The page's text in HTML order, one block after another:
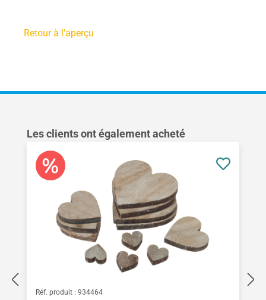
Retour à l'aperçu
Ignorer la galerie de produits
Les clients ont également acheté
Réf. produit : 934464